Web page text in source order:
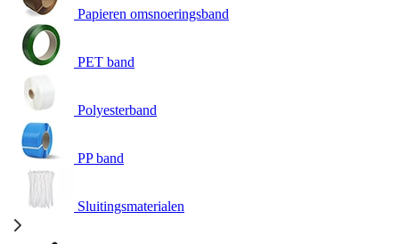
Papieren omsnoeringsband
PET band
Polyesterband
PP band
Sluitingsmaterialen